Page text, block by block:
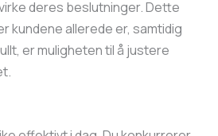
deres beslutninger. Dette
kundene allerede er, samtidig
er muligheten til å justere